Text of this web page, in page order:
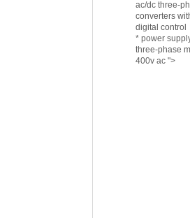
ac/dc three-
converters
digital control
* power
three-phase
400v ac ">